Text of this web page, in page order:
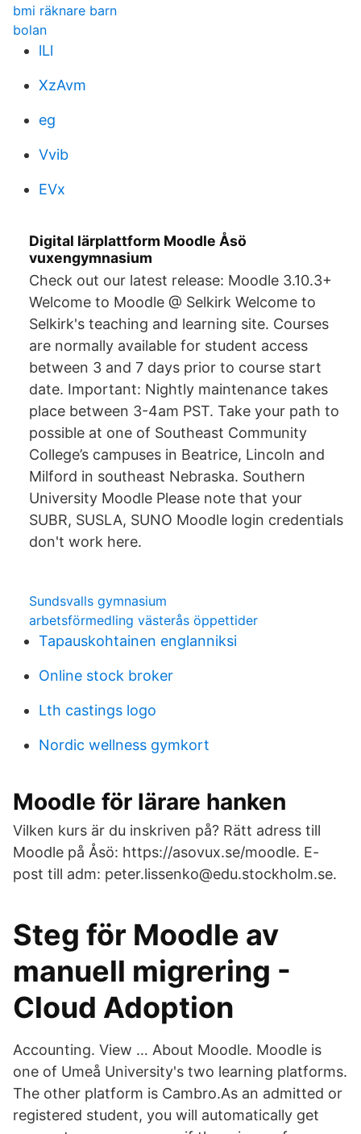
bmi räknare barn
bolan
lLl
XzAvm
eg
Vvib
EVx
Digital lärplattform Moodle Åsö
vuxengymnasium
Check out our latest release: Moodle 3.10.3+
Welcome to Moodle @ Selkirk Welcome to
Selkirk's teaching and learning site. Courses
are normally available for student access
between 3 and 7 days prior to course start
date. Important: Nightly maintenance takes
place between 3-4am PST. Take your path to
possible at one of Southeast Community
College’s campuses in Beatrice, Lincoln and
Milford in southeast Nebraska. Southern
University Moodle Please note that your
SUBR, SUSLA, SUNO Moodle login credentials
don't work here.
Sundsvalls gymnasium
arbetsförmedling västerås öppettider
Tapauskohtainen englanniksi
Online stock broker
Lth castings logo
Nordic wellness gymkort
Moodle för lärare hanken
Vilken kurs är du inskriven på? Rätt adress till
Moodle på Åsö: https://asovux.se/moodle. E-
post till adm: peter.lissenko@edu.stockholm.se.
Steg för Moodle av
manuell migrering -
Cloud Adoption
Accounting. View … About Moodle. Moodle is
one of Umeå University's two learning platforms.
The other platform is Cambro.As an admitted or
registered student, you will automatically get